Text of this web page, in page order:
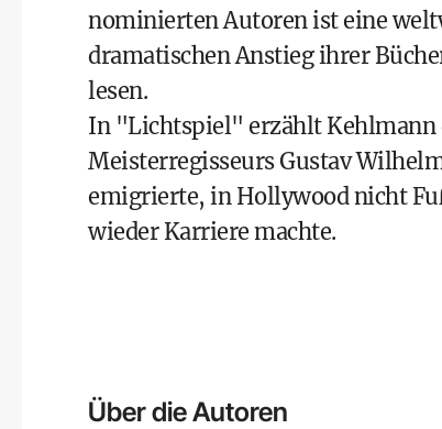
nominierten Autoren ist eine
dramatischen Anstieg ihrer
lesen.
In "Lichtspiel" erzählt Kehlmann
Meisterregisseurs Gustav
emigrierte, in Hollywood nicht
wieder Karriere machte.
Über die Autoren